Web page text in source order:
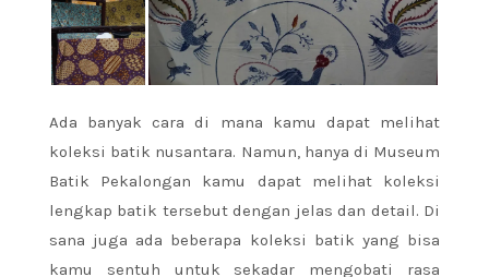
Ada banyak cara di mana kamu dapat melihat
koleksi batik nusantara. Namun, hanya di Museum
Batik Pekalongan kamu dapat melihat koleksi
lengkap batik tersebut dengan jelas dan detail. Di
sana juga ada beberapa koleksi batik yang bisa
kamu sentuh untuk sekadar mengobati rasa